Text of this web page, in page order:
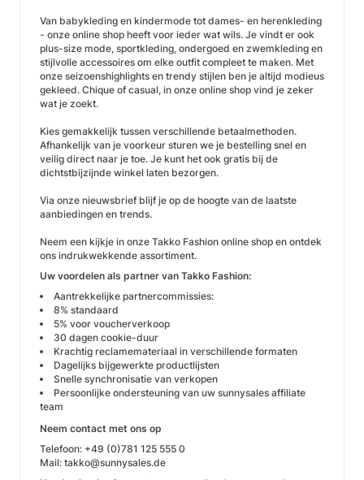
Van babykleding en kindermode tot dames- en herenkleding
- onze online shop heeft voor ieder wat wils. Je vindt er ook
plus-size mode, sportkleding, ondergoed en zwemkleding en
stijlvolle accessoires om elke outfit compleet te maken. Met
onze seizoenshighlights en trendy stijlen ben je altijd modieus
gekleed. Chique of casual, in onze online shop vind je zeker
wat je zoekt.
Kies gemakkelijk tussen verschillende betaalmethoden.
Afhankelijk van je voorkeur sturen we je bestelling snel en
veilig direct naar je toe. Je kunt het ook gratis bij de
dichtstbijzijnde winkel laten bezorgen.
Via onze nieuwsbrief blijf je op de hoogte van de laatste
aanbiedingen en trends.
Neem een kijkje in onze Takko Fashion online shop en ontdek
ons indrukwekkende assortiment.
Uw voordelen als partner van Takko Fashion:
Aantrekkelijke partnercommissies:
8% standaard
5% voor voucherverkoop
30 dagen cookie-duur
Krachtig reclamemateriaal in verschillende formaten
Dagelijks bijgewerkte productlijsten
Snelle synchronisatie van verkopen
Persoonlijke ondersteuning van uw sunnysales affiliate
team
Neem contact met ons op
Telefoon: +49 (0)781 125 555 0
Mail: takko@sunnysales.de